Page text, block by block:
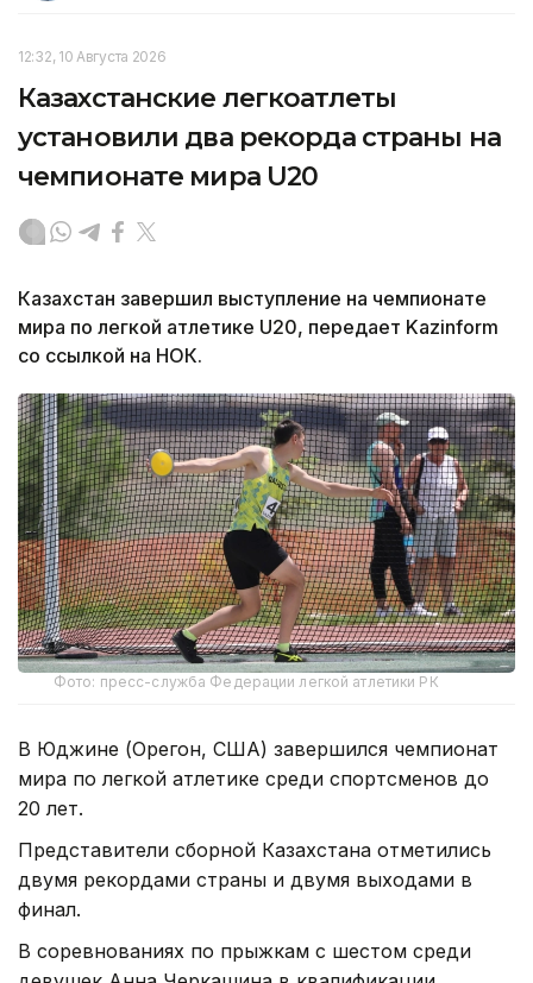
12:32, 10 Августа 2026
Казахстанские легкоатлеты
установили два рекорда страны на
чемпионате мира U20
Казахстан завершил выступление на чемпионате
мира по легкой атлетике U20, передает Kazinform
со ссылкой на НОК.
Фото: пресс-служба Федерации легкой атлетики РК
В Юджине (Орегон, США) завершился чемпионат
мира по легкой атлетике среди спортсменов до
20 лет.
Представители сборной Казахстана отметились
двумя рекордами страны и двумя выходами в
финал.
В соревнованиях по прыжкам с шестом среди